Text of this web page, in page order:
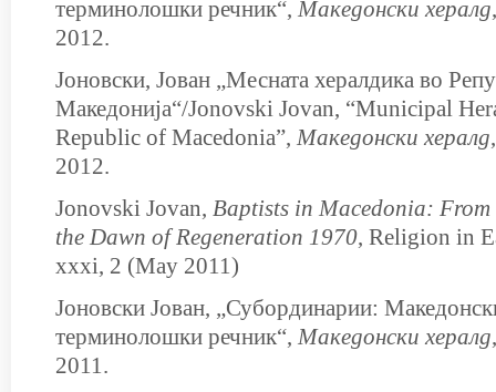
терминолошки речник“, Македонски хералд
2012.
Јоновски, Јован „Месната хералдика во
Македонија“/Jonovski Jovan, “Municipal
Republic of Macedonia”, Македонски хералд
2012.
Jonovski Jovan, Baptists in Macedonia: F
the Dawn ofRegeneration 1970, Religion in
xxxi, 2 (Мay 2011)
Јоновски Јован, „Субординарии:
терминолошки речник“, Македонски хералд
2011.